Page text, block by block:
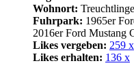
Wohnort:
Fuhrpark: 1965er
2016er Ford Mustang
Likes vergeben: 259 x
Likes erhalten: 136 x